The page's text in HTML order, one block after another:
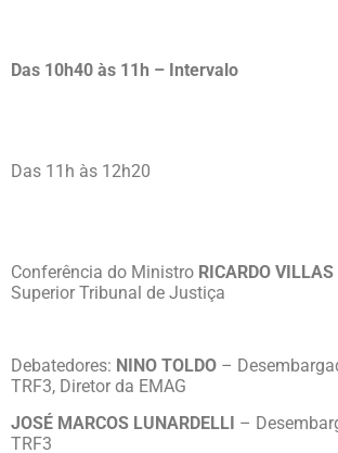
Das 10h40 às 11h – Intervalo
Das 11h às 12h20
Conferência do Ministro RICARDO
Superior Tribunal de Justiça
Debatedores: NINO TOLDO –
TRF3, Diretor da EMAG
JOSÉ MARCOS LUNARDELLI –
TRF3